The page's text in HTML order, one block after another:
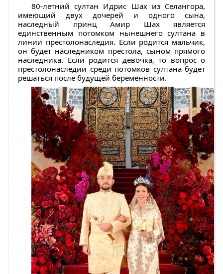
80-летний султан Идрис Шах из Селангора,
имеющий двух дочерей и одного сына,
наследный принц Амир Шах является
единственным потомком нынешнего султана в
линии престолонаследия. Если родится мальчик,
он будет наследником престола, сыном прямого
наследника. Если родится девочка, то вопрос о
престолонаследии среди потомков султана будет
решаться после будущей беременности.